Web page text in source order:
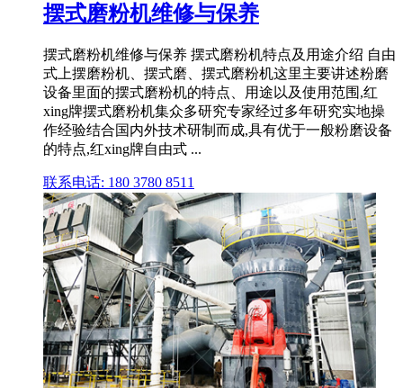
摆式磨粉机维修与保养
摆式磨粉机维修与保养 摆式磨粉机特点及用途介绍 自由
式上摆磨粉机、摆式磨、摆式磨粉机这里主要讲述粉磨
设备里面的摆式磨粉机的特点、用途以及使用范围,红
xing牌摆式磨粉机集众多研究专家经过多年研究实地操
作经验结合国内外技术研制而成,具有优于一般粉磨设备
的特点,红xing牌自由式 ...
联系电话: 180 3780 8511